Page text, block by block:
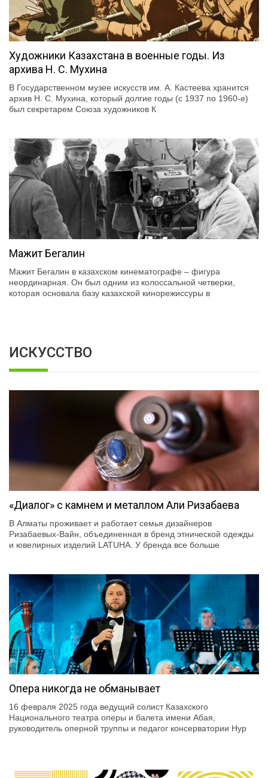
Художники Казахстана в военные годы. Из
архива Н. С. Мухина
В Государственном музее искусств им. А. Кастеева хранится
архив Н. С. Мухина, который долгие годы (с 1937 по 1960-е)
был секретарем Союза художников К
Мажит Бегалин
Мажит Бегалин в казахском кинематографе – фигура
неординарная. Он был одним из колоссальной четверки,
которая основала базу казахской кинорежиссуры в
ИСКУССТВО
«Диалог» с камнем и металлом Али Ризабаева
В Алматы проживает и работает семья дизайнеров
Ризабаевых-Вайн, объединенная в бренд этнической одежды
и ювелирных изделий LATUHA. У бренда все больше
Опера никогда не обманывает
16 февраля 2025 года ведущий солист Казахского
Национального театра оперы и балета имени Абая,
руководитель оперной труппы и педагог консерватории Нур